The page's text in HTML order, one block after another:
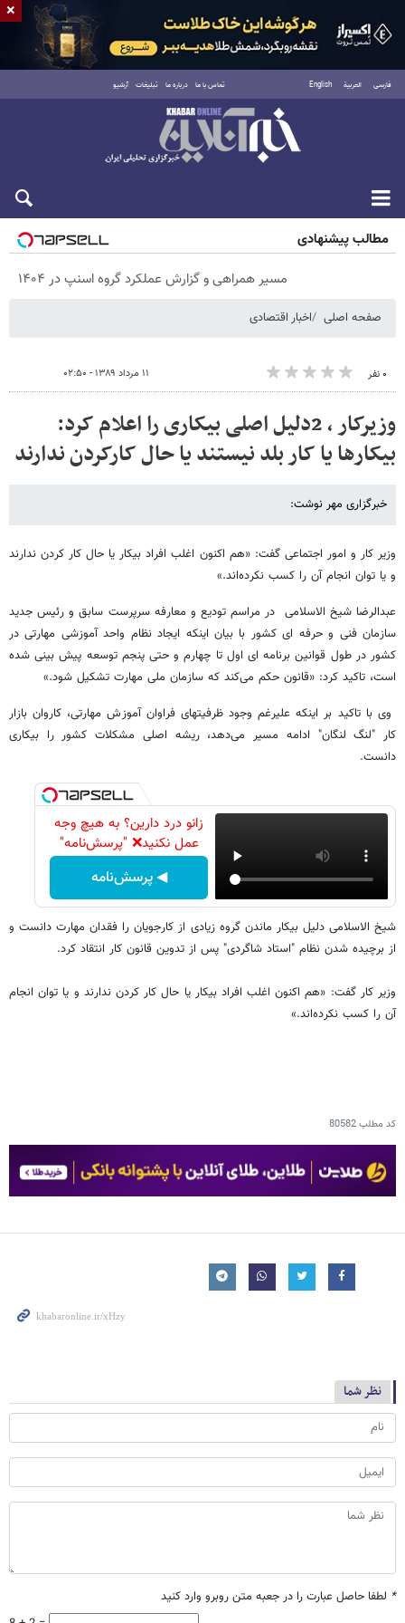
فارسی العربية English تماس با ما درباره ما تبلیغات آرشیو
پنجشنبه ۱۵ مرداد ۱۴۰۵
مطالب پیشنهادی
مسیر همراهی و گزارش عملکرد گروه اسنپ در ۱۴۰۴
صفحه اصلی اخبار اقتصادی
۰ نفر ۱۱ مرداد ۱۳۸۹ - ۰۲:۵۰
وزیرکار ، 2دلیل اصلی بیکاری را اعلام کرد:
بیکارها یا کار بلد نیستند یا حال کارکردن ندارند
خبرگزاری مهر نوشت:
وزیر کار و امور اجتماعی گفت: «هم اکنون اغلب افراد بیکار یا حال کار کردن ندارند
و یا توان انجام آن را کسب نکرده‌اند.»
عبدالرضا شیخ الاسلامی در مراسم تودیع و معارفه سرپرست سابق و رئیس جدید
سازمان فنی و حرفه ای کشور با بیان اینکه ایجاد نظام واحد آموزشی مهارتی در
کشور در طول قوانین برنامه ای اول تا چهارم و حتی پنجم توسعه پیش بینی شده
است، تاکید کرد: «قانون حکم می‌کند که سازمان ملی مهارت تشکیل شود.»
وی با تاکید بر اینکه علیرغم وجود ظرفیتهای فراوان آموزش مهارتی، کاروان بازار
کار "لنگ لنگان" ادامه مسیر می‌دهد، ریشه اصلی مشکلات کشور را بیکاری
دانست.
زانو درد دارین؟ به هیچ وجه
عمل نکنید❌ "پرسش‌نامه"
◀ پرسش‌نامه
شیخ الاسلامی دلیل بیکار ماندن گروه زیادی از کارجویان را فقدان مهارت دانست و
از برچیده شدن نظام "استاد شاگردی" پس از تدوین قانون کار انتقاد کرد.
وزیر کار گفت: «هم اکنون اغلب افراد بیکار یا حال کار کردن ندارند و یا توان انجام
آن را کسب نکرده‌اند.»
کد مطلب80582
نظر شما
* لطفا حاصل عبارت را در جعبه متن روبرو وارد کنید
×